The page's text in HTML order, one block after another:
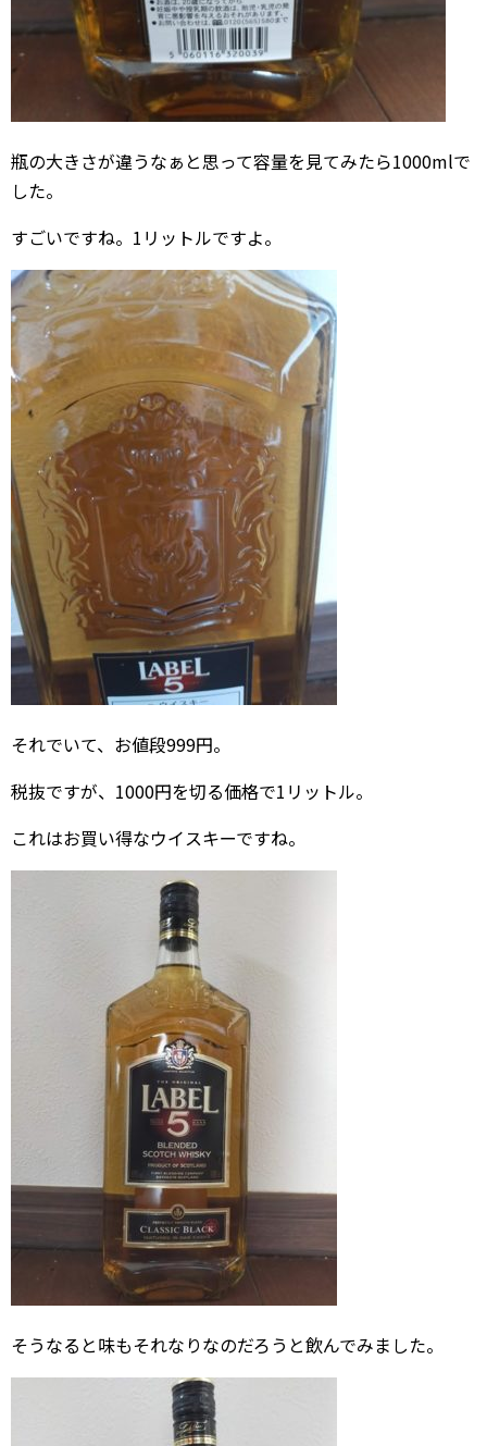
瓶の大きさが違うなぁと思って容量を見てみたら1000mlで
した。
すごいですね。1リットルですよ。
それでいて、お値段999円。
税抜ですが、1000円を切る価格で1リットル。
これはお買い得なウイスキーですね。
そうなると味もそれなりなのだろうと飲んでみました。